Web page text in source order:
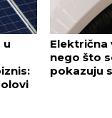
u
Električna
nego što
pokazuju